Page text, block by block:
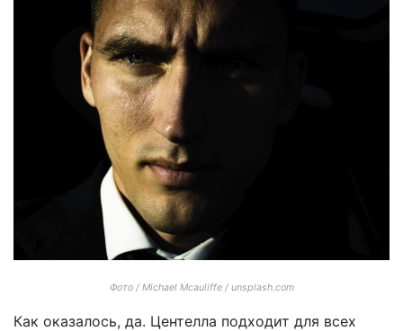
Фото / Michael Mcauliffe / unsplash.com
Как оказалось, да. Центелла подходит для всех